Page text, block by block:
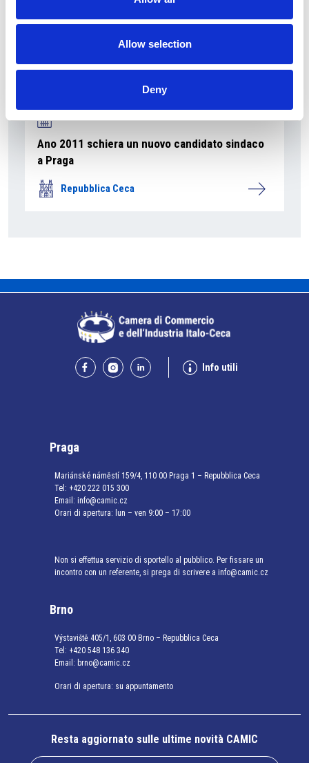
Allow selection
Deny
Ano 2011 schiera un nuovo candidato sindaco
a Praga
Repubblica Ceca
Info utili
Praga
Mariánské náměstí 159/4, 110 00 Praga 1 – Repubblica Ceca
Tel: +420 222 015 300
Email: info@camic.cz
Orari di apertura: lun – ven 9:00 – 17:00
Non si effettua servizio di sportello al pubblico. Per fissare un
incontro con un referente, si prega di scrivere a info@camic.cz
Brno
Výstaviště 405/1, 603 00 Brno – Repubblica Ceca
Tel: +420 548 136 340
Email: brno@camic.cz
Orari di apertura: su appuntamento
Resta aggiornato sulle ultime novità CAMIC